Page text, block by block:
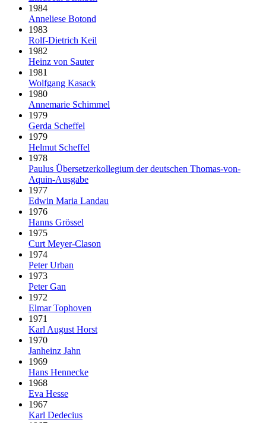
1984
Anneliese Botond
1983
Rolf-Dietrich Keil
1982
Heinz von Sauter
1981
Wolfgang Kasack
1980
Annemarie Schimmel
1979
Gerda Scheffel
1979
Helmut Scheffel
1978
Paulus Über­setzer­kollegium der deut­schen Thomas-von-
Aquin-Ausgabe
1977
Edwin Maria Landau
1976
Hanns Grössel
1975
Curt Meyer-Clason
1974
Peter Urban
1973
Peter Gan
1972
Elmar Tophoven
1971
Karl August Horst
1970
Janheinz Jahn
1969
Hans Hennecke
1968
Eva Hesse
1967
Karl Dedecius